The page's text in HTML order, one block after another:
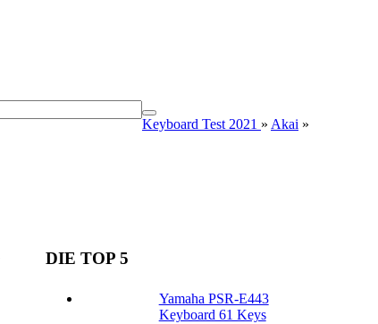
Keyboard Test 2021 » Akai »
DIE TOP 5
Yamaha PSR-E443
Keyboard 61 Keys